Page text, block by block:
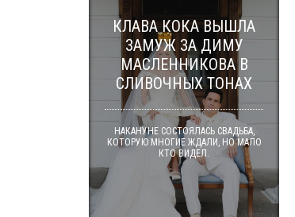
КЛАВА КОКА ВЫШЛА
ЗАМУЖ ЗА ДИМУ
МАСЛЕННИКОВА В
СЛИВОЧНЫХ ТОНАХ
НАКАНУНЕ СОСТОЯЛАСЬ СВАДЬБА,
КОТОРУЮ МНОГИЕ ЖДАЛИ, НО МАЛО
КТО ВИДЕЛ.